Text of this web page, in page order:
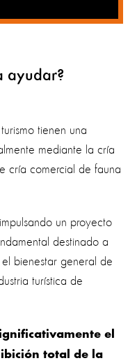
ayudar?
tienen una
mediante la cría
cría comercial de fauna
un proyecto
destinado a
bienestar general de
turística de
el
total de la